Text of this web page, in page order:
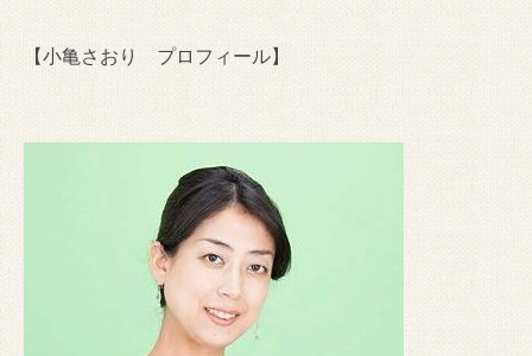
【小亀さおり プロフィール】